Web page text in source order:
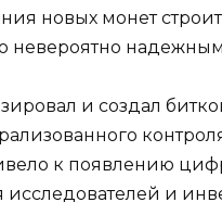
новых монет
невеpoятно
и создал
к появлению
и